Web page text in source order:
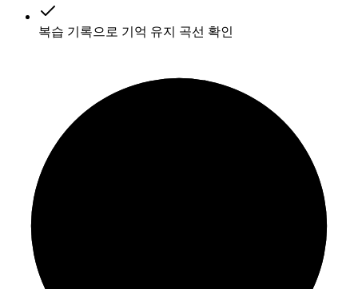
복습 기록으로 기억 유지 곡선 확인